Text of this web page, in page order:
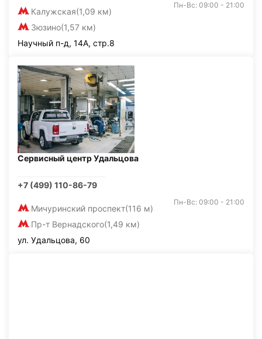
Калужская(1,09 км)
Зюзино(1,57 км)
Пн-Вс: 09:00 - 21:00
Научный п-д, 14А, стр.8
Сервисный центр Удальцова
+7 (499) 110-86-79
Мичуринский проспект(116 м)
Пр-т Вернадского(1,49 км)
Пн-Вс: 09:00 - 21:00
ул. Удальцова, 60